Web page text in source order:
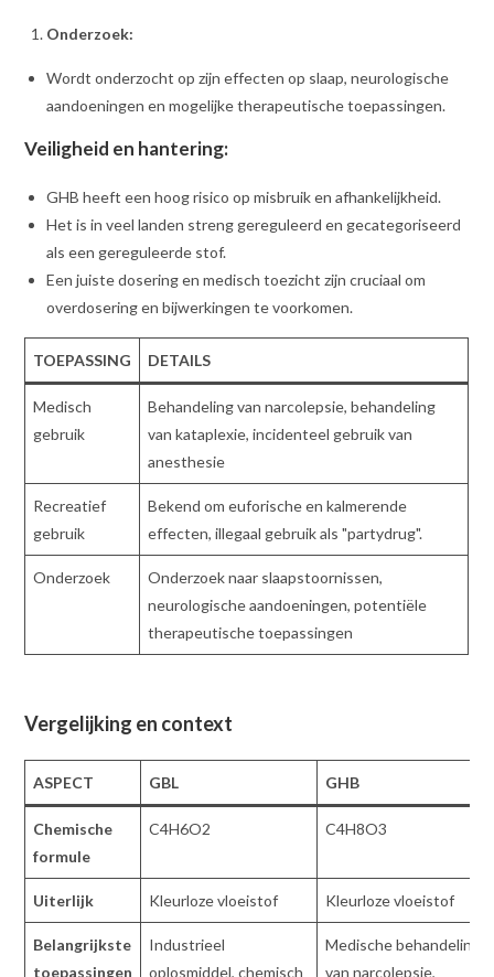
Onderzoek:
Wordt onderzocht op zijn effecten op slaap, neurologische
aandoeningen en mogelijke therapeutische toepassingen.
Veiligheid en hantering:
GHB heeft een hoog risico op misbruik en afhankelijkheid.
Het is in veel landen streng gereguleerd en gecategoriseerd
als een gereguleerde stof.
Een juiste dosering en medisch toezicht zijn cruciaal om
overdosering en bijwerkingen te voorkomen.
TOEPASSING DETAILS
Medisch
gebruik
Behandeling van narcolepsie, behandeling
van kataplexie, incidenteel gebruik van
anesthesie
Recreatief
gebruik
Bekend om euforische en kalmerende
effecten, illegaal gebruik als "partydrug".
Onderzoek
Onderzoek naar slaapstoornissen,
neurologische aandoeningen, potentiële
therapeutische toepassingen
Vergelijking en context
ASPECT GBL GHB
Chemische
formule
C4H6O2 C4H8O3
Uiterlijk Kleurloze vloeistof Kleurloze vloeistof
Belangrijkste
toepassingen
Industrieel
oplosmiddel, chemisch
Medische behandeling
van narcolepsie,